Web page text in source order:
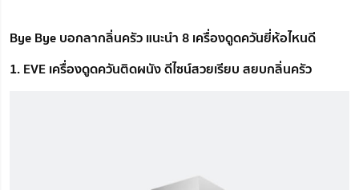
Bye Bye บอกลากลิ่นครัว แนะนำ 8 เครื่องดูดควันยี่ห้อไหนดี
1. EVE เครื่องดูดควันติดผนัง ดีไซน์สวยเรียบ สยบกลิ่นครัว